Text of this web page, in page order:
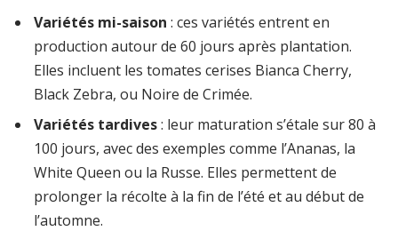
Variétés mi-saison : ces variétés entrent en
production autour de 60 jours après plantation.
Elles incluent les tomates cerises Bianca Cherry,
Black Zebra, ou Noire de Crimée.
Variétés tardives: leur maturation s’étale sur 80 à
100 jours, avec des exemples comme l’Ananas, la
White Queen ou la Russe. Elles permettent de
prolonger la récolte à la fin de l’été et au début de
l’automne.